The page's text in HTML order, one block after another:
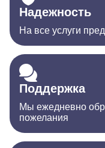
Надежность
На все услуги
Поддержка
Мы ежедневно
пожелания